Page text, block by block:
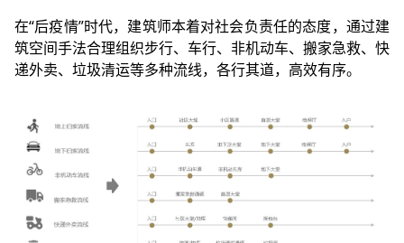
在“后疫情”时代，建筑师本着对社会负责任的态度，通过建
筑空间手法合理组织步行、车行、非机动车、搬家急救、快
递外卖、垃圾清运等多种流线，各行其道，高效有序。